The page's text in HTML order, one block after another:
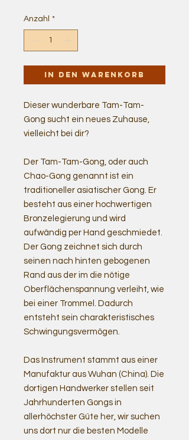
Anzahl *
In den Warenkorb
Dieser wunderbare Tam-Tam-
Gong sucht ein neues Zuhause,
vielleicht bei dir?
Der Tam-Tam-Gong, oder auch
Chao-Gong genannt ist ein
traditioneller asiatischer Gong. Er
besteht aus einer hochwertigen
Bronzelegierung und wird
aufwändig per Hand geschmiedet.
Der Gong zeichnet sich durch
seinen nach hinten gebogenen
Rand aus der im die nötige
Oberflächenspannung verleiht, wie
bei einer Trommel. Dadurch
entsteht sein charakteristisches
Schwingungsvermögen.
Das Instrument stammt aus einer
Manufaktur aus Wuhan (China). Die
dortigen Handwerker stellen seit
Jahrhunderten Gongs in
allerhöchster Güte her, wir suchen
uns dort nur die besten Modelle